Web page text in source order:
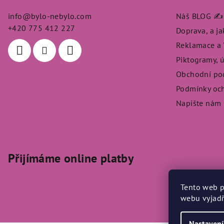
Tento web
webu
info@bylo-nebylo.com
+420 775 412 227
Náš BLOG ✍️
Doprava, a
Reklamace
Piktogramy,
Obchodní
Podmínky
Napište nám
Přijímáme online platby